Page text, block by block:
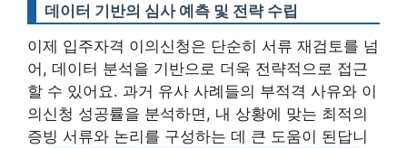
데이터 기반의 심사 예측 및 전략 수립
이제 입주자격 이의신청은 단순히 서류 재검토를 넘
어, 데이터 분석을 기반으로 더욱 전략적으로 접근
할 수 있어요. 과거 유사 사례들의 부적격 사유와 이
의신청 성공률을 분석하면, 내 상황에 맞는 최적의
증빙 서류와 논리를 구성하는 데 큰 도움이 된답니